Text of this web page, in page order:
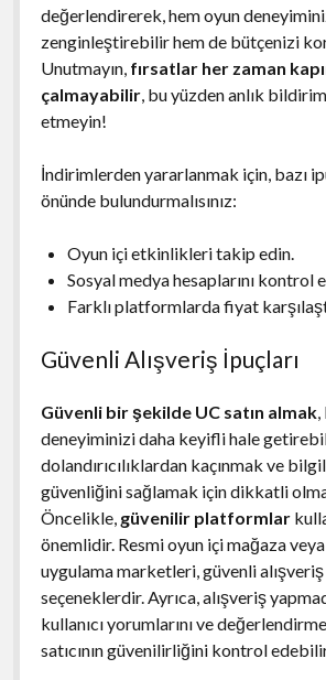
değerlendirerek, hem oyun
zenginleştirebilir hem de bütçenizi
Unutmayın, fırsatlar her zaman
çalmayabilir, bu yüzden anlık
etmeyin!
İndirimlerden yararlanmak için, bazı
önünde bulundurmalısınız:
Oyun içi etkinlikleri takip edin.
Sosyal medya hesaplarını kontrol
Farklı platformlarda fiyat
Güvenli Alışveriş İpuçları
Güvenli bir şekilde UC satın almak,
deneyiminizi daha keyifli hale
dolandırıcılıklardan kaçınmak ve
güvenliğini sağlamak için dikkatli
Öncelikle, güvenilir platformlar
önemlidir. Resmi oyun içi mağaza veya
uygulama marketleri, güvenli
seçeneklerdir. Ayrıca, alışveriş
kullanıcı yorumlarını ve
satıcının güvenilirliğini kontrol